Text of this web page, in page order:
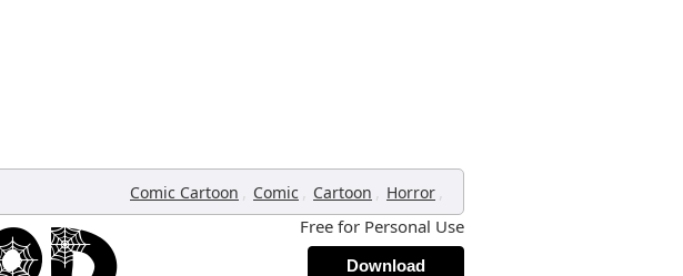
Comic Cartoon , Comic , Cartoon , Horror ,
Free for Personal Use
Download